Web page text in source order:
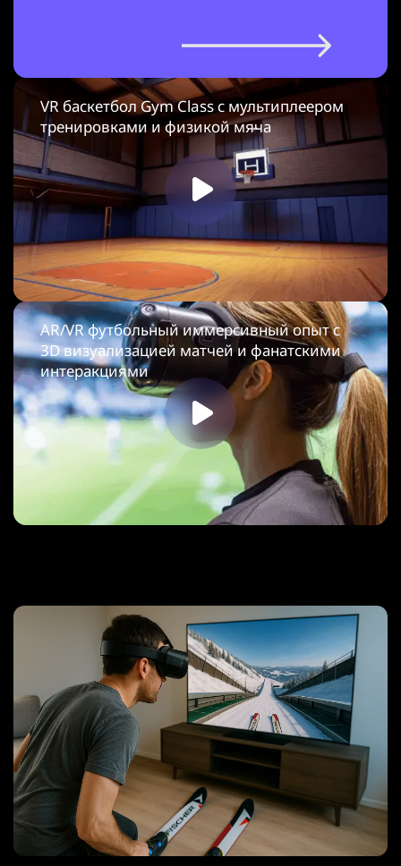
VR баскетбол Gym Class с мультиплеером
тренировками и физикой мяча
AR/VR футбольный иммерсивный опыт с
3D визуализацией матчей и фанатскими
интеракциями